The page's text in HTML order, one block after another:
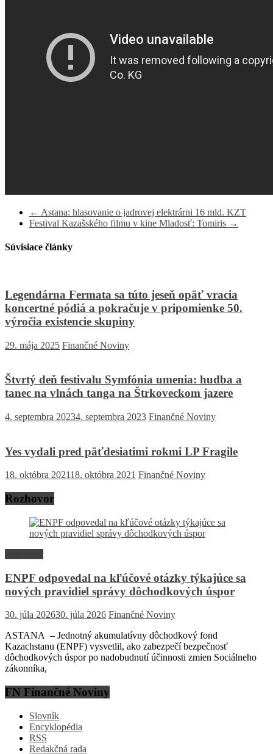
← Astana: hlasovanie o jadrovej elektrárni 16 mld. KZT
Festival Kazašského filmu v kine Mladosť: Tomiris →
Súvisiace články
Legendárna Fermata sa túto jeseň opäť vracia
koncertné pódiá a pokračuje v pripomienke 50.
výročia existencie skupiny
29. mája 2025 Finančné Noviny
Štvrtý deň festivalu Symfónia umenia: hudba a
tanec na vlnách tanga na Štrkoveckom jazere
4. septembra 20234. septembra 2023 Finančné Noviny
Yes vydali pred päťdesiatimi rokmi LP Fragile
18. októbra 202118. októbra 2021 Finančné Noviny
Rozhovor
ENPF odpovedal na kľúčové otázky týkajúce sa
nových pravidiel správy dôchodkových úspor
30. júla 202630. júla 2026 Finančné Noviny
ASTANA – Jednotný akumulatívny dôchodkový fond
Kazachstanu (ENPF) vysvetlil, ako zabezpečí bezpečnosť
dôchodkových úspor po nadobudnutí účinnosti zmien Sociálneho
zákonníka,
FN Finančné Noviny
Slovník
Encyklopédia
RSS
Redakčná rada